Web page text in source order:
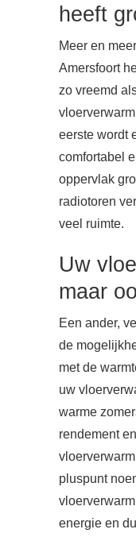
heeft
Meer en
Amersfoort
zo vreemd
eerste wordt
comfortabel
oppervlak
radiotoren
veel ruimte.
Uw
maar
Een ander,
de
met de
uw
warme
rendement
pluspunt
energie en